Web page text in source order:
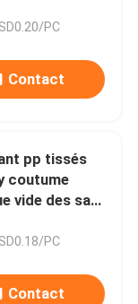
PC
Contact
pp tissés
coutume
vide des sacs
PC
Contact